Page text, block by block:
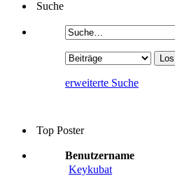
Suche
erweiterte Suche
Top Poster
Benutzername
Keykubat